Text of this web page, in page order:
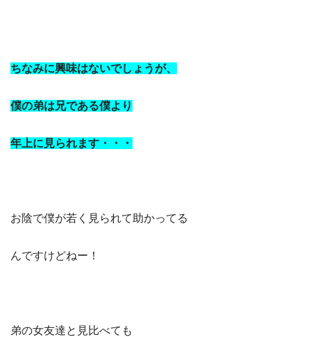
ちなみに興味はないでしょうが、
僕の弟は兄である僕より
年上に見られます・・・
お陰で僕が若く見られて助かってる
んですけどねー！
弟の女友達と見比べても